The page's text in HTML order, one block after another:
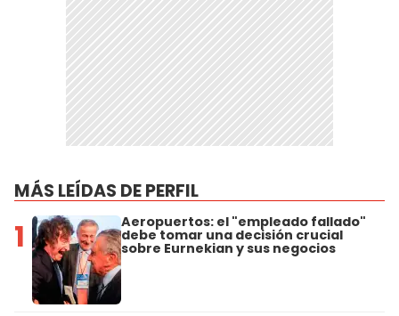
MÁS LEÍDAS DE PERFIL
1 Aeropuertos: el "empleado fallado"
debe tomar una decisión crucial
sobre Eurnekian y sus negocios